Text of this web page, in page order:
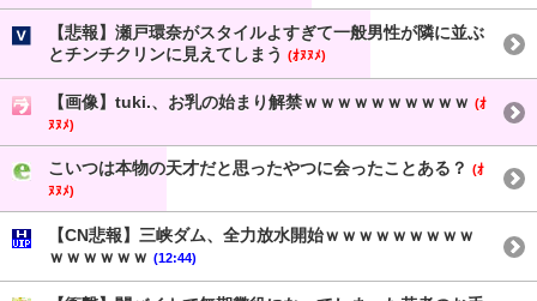
【悲報】瀬戸環奈がスタイルよすぎて一般男性が隣に並ぶ
とチンチクリンに見えてしまう (ｵﾇﾇﾒ)
【画像】tuki.、お乳の始まり解禁ｗｗｗｗｗｗｗｗｗｗ (ｵ
ﾇﾇﾒ)
こいつは本物の天才だと思ったやつに会ったことある？ (ｵ
ﾇﾇﾒ)
【CN悲報】三峡ダム、全力放水開始ｗｗｗｗｗｗｗｗｗ
ｗｗｗｗｗｗ (12:44)